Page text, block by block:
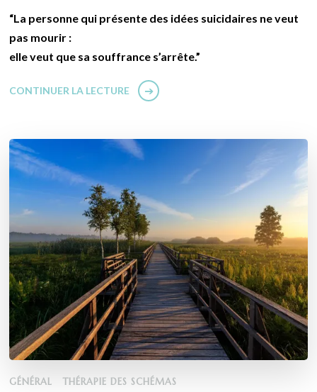
“La personne qui présente des idées suicidaires ne veut
pas mourir :
elle veut que sa souffrance s’arrête.”
CONTINUER LA LECTURE
GÉNÉRAL THÉRAPIE DES SCHÉMAS